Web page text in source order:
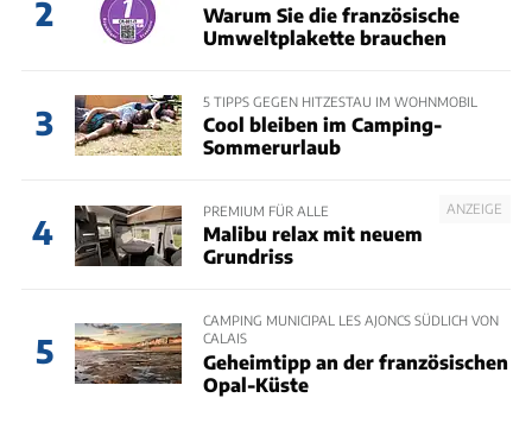
2
Warum Sie die französische
Umweltplakette brauchen
3
5 TIPPS GEGEN HITZESTAU IM WOHNMOBIL
Cool bleiben im Camping-
Sommerurlaub
4
ANZEIGE
PREMIUM FÜR ALLE
Malibu relax mit neuem
Grundriss
5
CAMPING MUNICIPAL LES AJONCS SÜDLICH VON
CALAIS
Geheimtipp an der französischen
Opal-Küste